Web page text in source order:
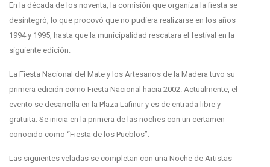
En la década de los noventa, la comisión que organiza la fiesta se
desintegró, lo que procovó que no pudiera realizarse en los años
1994 y 1995, hasta que la municipalidad rescatara el festival en la
siguiente edición.
La Fiesta Nacional del Mate y los Artesanos de la Madera tuvo su
primera edición como Fiesta Nacional hacia 2002. Actualmente, el
evento se desarrolla en la Plaza Lafinur y es de entrada libre y
gratuita. Se inicia en la primera de las noches con un certamen
conocido como “Fiesta de los Pueblos”.
Las siguientes veladas se completan con una Noche de Artistas